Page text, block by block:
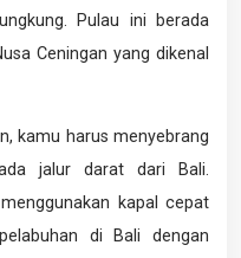
Pulau ini berada
Ceningan yang dikenal
kamu harus menyebrang
jalur darat dari Bali.
kapal cepat
di Bali dengan